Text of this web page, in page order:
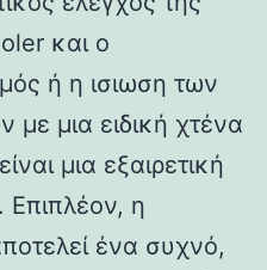
και ο
ή η ισιωση των
με μια ειδική χτένα
μια εξαιρετική
Επιπλέον, η
ένα συχνό,